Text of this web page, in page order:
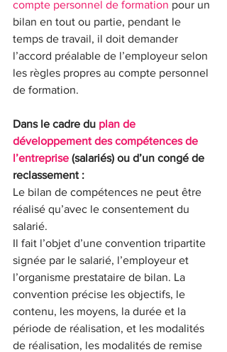
compte personnel de formation pour un
bilan en tout ou partie, pendant le
temps de travail, il doit demander
l’accord préalable de l’employeur selon
les règles propres au compte personnel
de formation.
Dans le cadre du plan de
développement des compétences de
l’entreprise (salariés) ou d’un congé de
reclassement :
Le bilan de compétences ne peut être
réalisé qu’avec le consentement du
salarié.
Il fait l’objet d’une convention tripartite
signée par le salarié, l’employeur et
l’organisme prestataire de bilan. La
convention précise les objectifs, le
contenu, les moyens, la durée et la
période de réalisation, et les modalités
de réalisation, les modalités de remise